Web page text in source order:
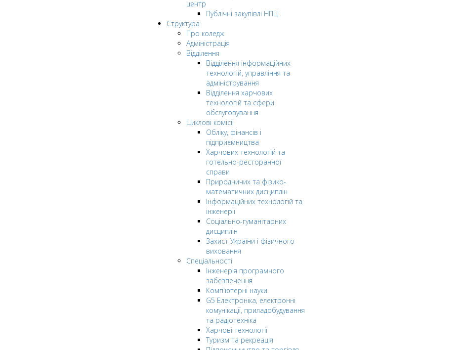
центр
Публічні закупівлі НПЦ
Структура
Про коледж
Адміністрація
Відділення
Відділення інформаційних
технологій, управління та
адміністрування
Відділення харчових
технологій та сфери
обслуговування
Циклові комісії
Обліку, фінансів і
підприємництва
Харчових технологій та
готельно-ресторанної
справи
Природничих та фізико-
математичних дисциплін
Інформаційних технологій та
інженерії
Соціально-гуманітарних
дисциплін
Захист України і фізичного
виховання
Спеціальності
Інженерія програмного
забезпечення
Комп'ютерні науки
G5 Електроніка, електронні
комунікації, приладобудування
та радіотехніка
Харчові технології
Туризм та рекреація